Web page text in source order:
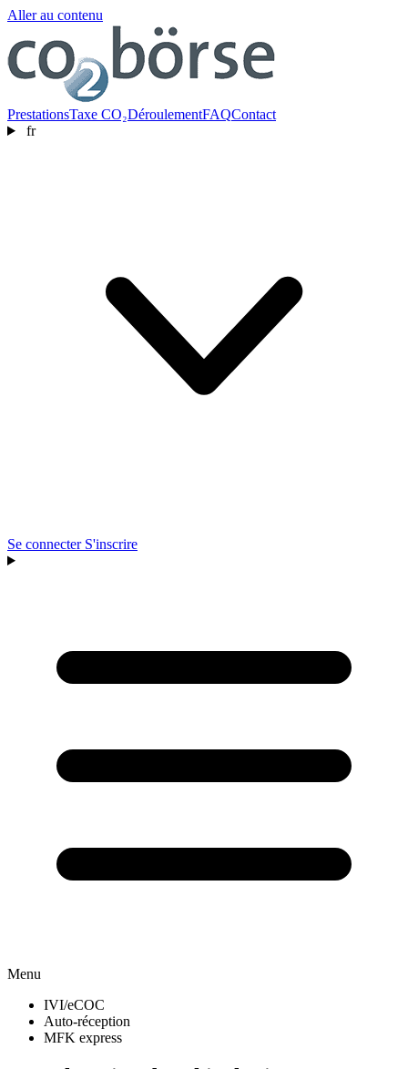
Aller au contenu
PrestationsTaxe CO₂DéroulementFAQContact
fr
Se connecter S'inscrire
Menu
IVI/eCOC
Auto-réception
MFK express